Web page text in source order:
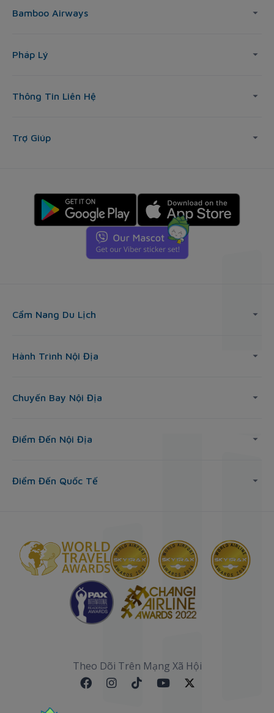
Bamboo Airways
Pháp Lý
Thông Tin Liên Hệ
Trợ Giúp
Cẩm Nang Du Lịch
Hành Trình Nội Địa
Chuyến Bay Nội Địa
Điểm Đến Nội Địa
Điểm Đến Quốc Tế
Theo Dõi Trên Mạng Xã Hội